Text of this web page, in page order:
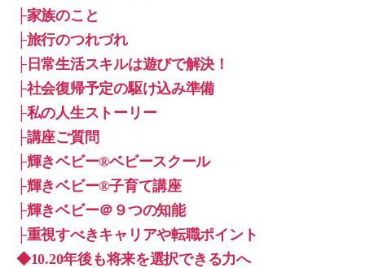
├家族のこと
├旅行のつれづれ
├日常生活スキルは遊びで解決！
├社会復帰予定の駆け込み準備
├私の人生ストーリー
├講座ご質問
├輝きベビー®ベビースクール
├輝きベビー®子育て講座
├輝きベビー＠９つの知能
├重視すべきキャリアや転職ポイント
◆10.20年後も将来を選択できる力へ